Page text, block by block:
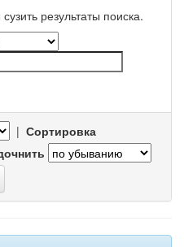
результаты поиска.
| Сортировка